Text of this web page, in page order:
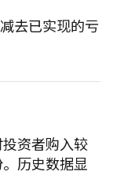
去已实现的亏
资者购入较
历史数据显